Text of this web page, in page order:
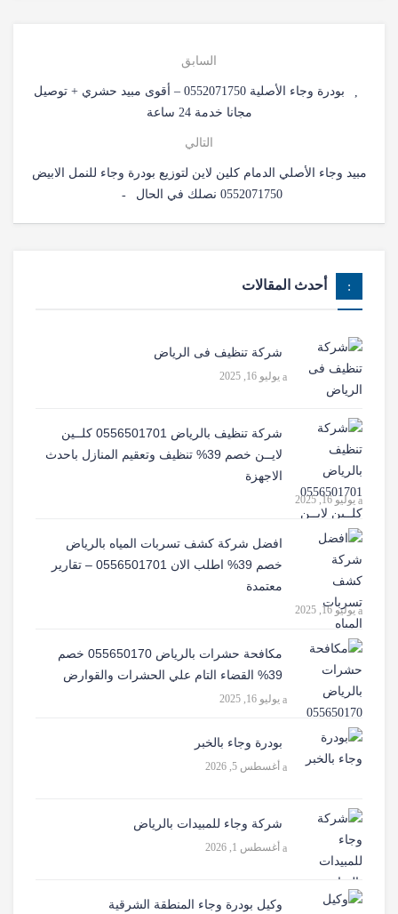
السابق
بودرة وجاء الأصلية 0552071750 – أقوى مبيد حشري + توصيل
مجانا خدمة 24 ساعة
التالي
مبيد وجاء الأصلي الدمام كلين لاين لتوزيع بودرة وجاء للنمل الابيض
0552071750 نصلك في الحال
أحدث المقالات
شركة تنظيف فى الرياض
يوليو 16, 2025
شركة تنظيف بالرياض 0556501701 كلــين
لايــن خصم 39% تنظيف وتعقيم المنازل باحدث
الاجهزة
يوليو 16, 2025
افضل شركة كشف تسربات المياه بالرياض
خصم 39% اطلب الان 0556501701‬‏ – تقارير
معتمدة
يوليو 16, 2025
مكافحة حشرات بالرياض 055650170 خصم
39% القضاء التام علي الحشرات والقوارض
يوليو 16, 2025
بودرة وجاء بالخبر
أغسطس 5, 2026
شركة وجاء للمبيدات بالرياض
أغسطس 1, 2026
وكيل بودرة وجاء المنطقة الشرقية